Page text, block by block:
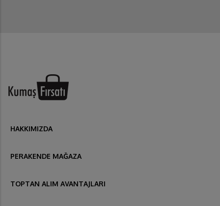
HAKKIMIZDA
PERAKENDE MAĞAZA
TOPTAN ALIM AVANTAJLARI